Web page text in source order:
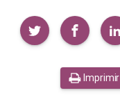
Compartir
Imprimir